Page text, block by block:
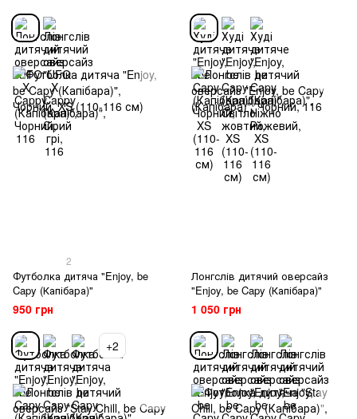
2
Футболка дитяча "Enjoy, be
Capy (Капібара)"
950 грн
+2
Лонгслів дитячий оверсайз
"Enjoy, be Capy (Капібара)"
1 050 грн